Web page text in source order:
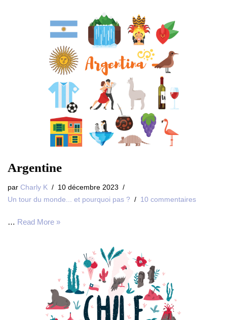
Argentine
par Charly K
10 décembre 2023
Un tour du monde... et pourquoi pas ?
10 commentaires
… Read More »